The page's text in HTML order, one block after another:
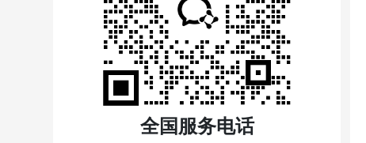
全国服务电话